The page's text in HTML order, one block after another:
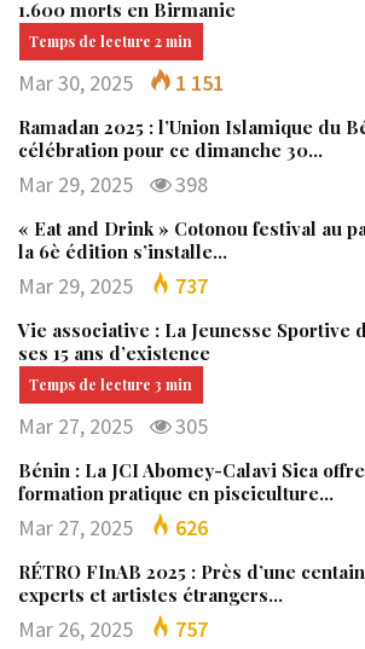
1.600 morts en Birmanie
Mar 30, 2025 1 151
Ramadan 2025 : l’Union Islamique du
célébration pour ce dimanche 30…
Mar 29, 2025 398
« Eat and Drink » Cotonou festival au
la 6è édition s’installe…
Mar 29, 2025 737
Vie associative : La Jeunesse Sportive
ses 15 ans d’existence
Mar 27, 2025 305
Bénin : La JCI Abomey-Calavi Sica
formation pratique en pisciculture…
Mar 27, 2025 626
RÉTRO FInAB 2025 : Près d’une
experts et artistes étrangers…
Mar 26, 2025 757